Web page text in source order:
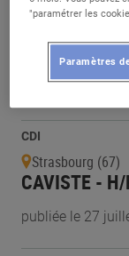
CDI
CAVISTE -
publiée le 27
CDI
Strasbourg (67)
CAVISTE - H/
publiée le 27
"paramétrer les
Paramètres